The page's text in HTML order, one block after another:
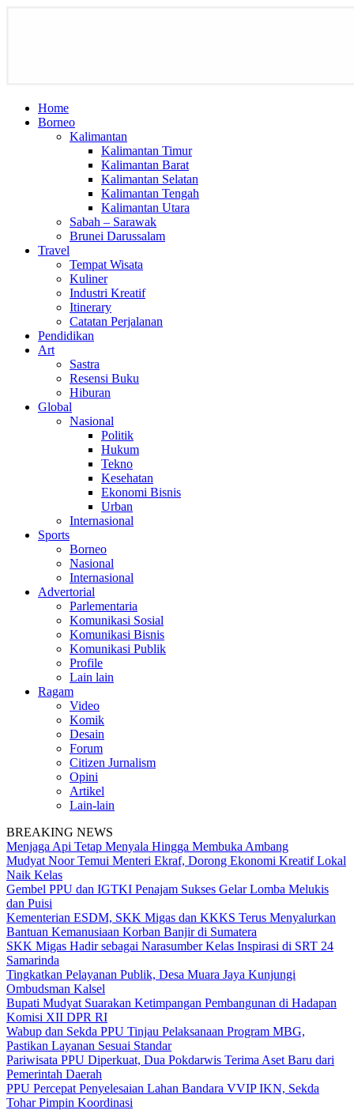
Home
Borneo
Kalimantan
Kalimantan Timur
Kalimantan Barat
Kalimantan Selatan
Kalimantan Tengah
Kalimantan Utara
Sabah – Sarawak
Brunei Darussalam
Travel
Tempat Wisata
Kuliner
Industri Kreatif
Itinerary
Catatan Perjalanan
Pendidikan
Art
Sastra
Resensi Buku
Hiburan
Global
Nasional
Politik
Hukum
Tekno
Kesehatan
Ekonomi Bisnis
Urban
Internasional
Sports
Borneo
Nasional
Internasional
Advertorial
Parlementaria
Komunikasi Sosial
Komunikasi Bisnis
Komunikasi Publik
Profile
Lain lain
Ragam
Video
Komik
Desain
Forum
Citizen Jurnalism
Opini
Artikel
Lain-lain
BREAKING NEWS
Menjaga Api Tetap Menyala Hingga Membuka Ambang
Mudyat Noor Temui Menteri Ekraf, Dorong Ekonomi Kreatif Lokal
Naik Kelas
Gembel PPU dan IGTKI Penajam Sukses Gelar Lomba Melukis
dan Puisi
Kementerian ESDM, SKK Migas dan KKKS Terus Menyalurkan
Bantuan Kemanusiaan Korban Banjir di Sumatera
SKK Migas Hadir sebagai Narasumber Kelas Inspirasi di SRT 24
Samarinda
Tingkatkan Pelayanan Publik, Desa Muara Jaya Kunjungi
Ombudsman Kalsel
Bupati Mudyat Suarakan Ketimpangan Pembangunan di Hadapan
Komisi XII DPR RI
Wabup dan Sekda PPU Tinjau Pelaksanaan Program MBG,
Pastikan Layanan Sesuai Standar
Pariwisata PPU Diperkuat, Dua Pokdarwis Terima Aset Baru dari
Pemerintah Daerah
PPU Percepat Penyelesaian Lahan Bandara VVIP IKN, Sekda
Tohar Pimpin Koordinasi